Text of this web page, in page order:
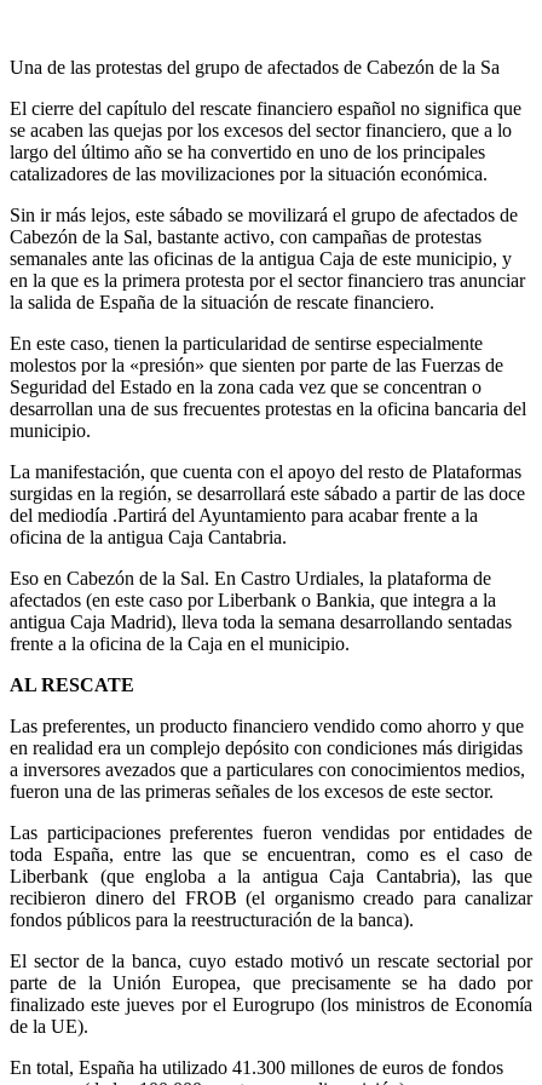
Una de las protestas del grupo de afectados de Cabezón de la Sa
El cierre del capítulo del rescate financiero español no significa que
se acaben las quejas por los excesos del sector financiero, que a lo
largo del último año se ha convertido en uno de los principales
catalizadores de las movilizaciones por la situación económica.
Sin ir más lejos, este sábado se movilizará el grupo de afectados de
Cabezón de la Sal, bastante activo, con campañas de protestas
semanales ante las oficinas de la antigua Caja de este municipio, y
en la que es la primera protesta por el sector financiero tras anunciar
la salida de España de la situación de rescate financiero.
En este caso, tienen la particularidad de sentirse especialmente
molestos por la «presión» que sienten por parte de las Fuerzas de
Seguridad del Estado en la zona cada vez que se concentran o
desarrollan una de sus frecuentes protestas en la oficina bancaria del
municipio.
La manifestación, que cuenta con el apoyo del resto de Plataformas
surgidas en la región, se desarrollará este sábado a partir de las doce
del mediodía .Partirá del Ayuntamiento para acabar frente a la
oficina de la antigua Caja Cantabria.
Eso en Cabezón de la Sal. En Castro Urdiales, la plataforma de
afectados (en este caso por Liberbank o Bankia, que integra a la
antigua Caja Madrid), lleva toda la semana desarrollando sentadas
frente a la oficina de la Caja en el municipio.
AL RESCATE
Las preferentes, un producto financiero vendido como ahorro y que
en realidad era un complejo depósito con condiciones más dirigidas
a inversores avezados que a particulares con conocimientos medios,
fueron una de las primeras señales de los excesos de este sector.
Las participaciones preferentes fueron vendidas por entidades de
toda España, entre las que se encuentran, como es el caso de
Liberbank (que engloba a la antigua Caja Cantabria), las que
recibieron dinero del FROB (el organismo creado para canalizar
fondos públicos para la reestructuración de la banca).
El sector de la banca, cuyo estado motivó un rescate sectorial por
parte de la Unión Europea, que precisamente se ha dado por
finalizado este jueves por el Eurogrupo (los ministros de Economía
de la UE).
En total, España ha utilizado 41.300 millones de euros de fondos